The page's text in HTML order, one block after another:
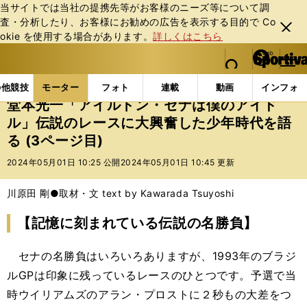
当サイトでは当社の提携先等がお客様のニーズ等について調
査・分析したり、お客様にお勧めの広告を表⽰する⽬的で Co
okie を使⽤する場合があります。詳しくはこちら
閉じ
る
web Sportiva (webスポルティーバ)
検索
マイペ
ー
ジ
メニュ
競技 モーター フォト 連載 動画 インフォ
b
ス
ポ
ル
テ
ー
バ
モーターの記事一覧 モーター F1 堂本光一「ア
堂本光一「アイルトン・セナは僕のアイド
ル」伝説のレースに大興奮した少年時代を語
る (3ページ目)
2024年05月01日 10:25 公開 2024年05月01日 10:45 更新
川原田 剛●取材・文 text by Kawarada Tsuyoshi
【記憶に刻まれている伝説の名勝負】
セナの名勝負はいろいろありますが、1993年のブラジ
ルGPは印象に残っているレースのひとつです。予選で当
時ウイリアムズのアラン・プロストに２秒もの大差をつ